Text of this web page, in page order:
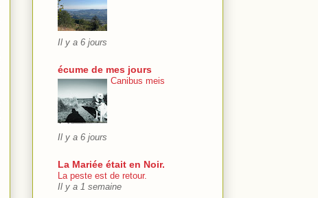
Il y a 6 jours
écume de mes jours
Canibus meis
Il y a 6 jours
La Mariée était en Noir.
La peste est de retour.
Il y a 1 semaine